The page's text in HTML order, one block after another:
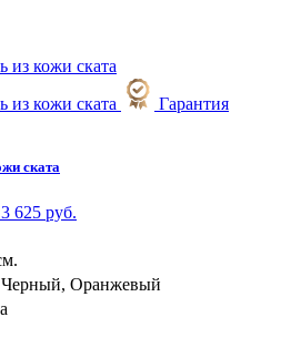
Гарантия
ската
625 руб.
Оранжевый